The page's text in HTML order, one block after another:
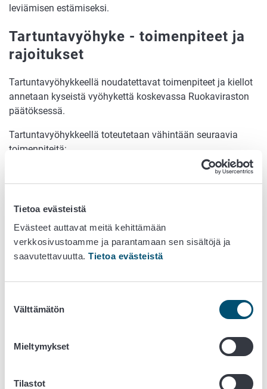
Tietoa evästeistä
Evästeet auttavat meitä kehittämään
verkkosivustoamme ja parantamaan sen sisältöjä ja
saavutettavuutta. Tietoa evästeistä
valinta
Välttämätön
Mieltymykset
Tilastot
leviämisen estämiseksi.
Tartuntavyöhyke - toimenpiteet ja
rajoitukset
Tartuntavyöhykkeellä noudatettavat toimenpiteet ja kiellot
annetaan kyseistä vyöhykettä koskevassa Ruokaviraston
päätöksessä.
Tartuntavyöhykkeellä toteutetaan vähintään seuraavia
toimenpiteitä:
bioturvaamistoimenpiteet, jotta estetään
tartunnan saaneista linnuista muihin eläimiin ja
ihmisiin
luonnonvaraisten lintujen ja niistä saatavien
eläinperäisten tuotteiden siirrot kielletään toisiin
ruhonosat on hävitettävä tai käsiteltävä asetuksen
Lisäksi tartuntavyöhykkeellä voidaan
rajoittaa siipikarjan tai vankeudessa pidettävien